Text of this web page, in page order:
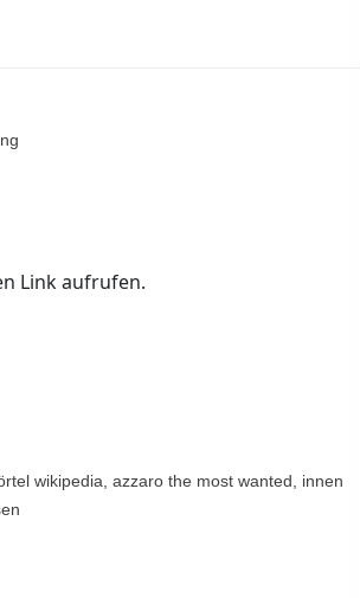
Link aufrufen.
wikipedia, azzaro the most wanted, innen